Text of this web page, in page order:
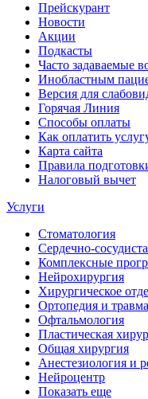
Прейскурант
Новости
Акции
Подкасты
Часто задаваемые
Инобластным
Версия для
Горячая Линия
Способы оплаты
Как оплатить
Карта сайта
Правила
Налоговый вычет
Услуги
Стоматология
Сердечно-
Комплексные
Нейрохирургия
Хирургическое
Ортопедия и
Офтальмология
Пластическая
Общая хирургия
Анестезиология и
Нейроцентр
Показать еще